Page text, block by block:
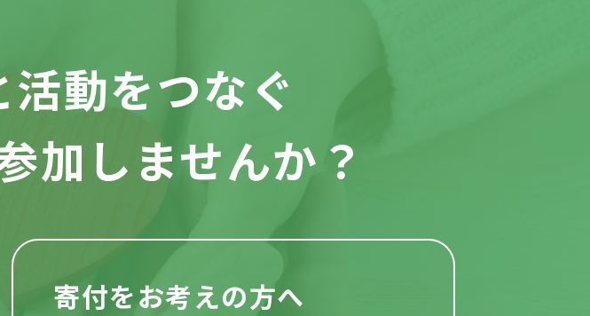
動をつなぐ
加しませんか？
寄付をお考えの方へ